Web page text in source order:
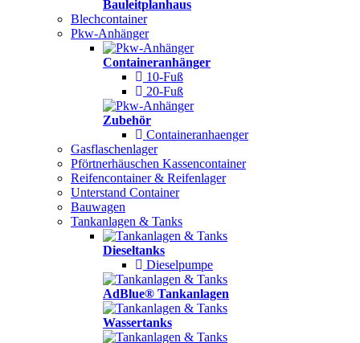
Bauleitplanhaus
Blechcontainer
Pkw-Anhänger
Containeranhänger
10-Fuß
20-Fuß
Zubehör
Containeranhaenger
Gasflaschenlager
Pförtnerhäuschen Kassencontainer
Reifencontainer & Reifenlager
Unterstand Container
Bauwagen
Tankanlagen & Tanks
Dieseltanks
Dieselpumpe
AdBlue® Tankanlagen
Wassertanks